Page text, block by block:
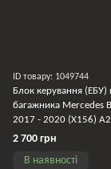
ID товару: 1049744
Блок керування
багажника Mercedes
2017 - 2020 (X156)
2 700 грн
В наявності